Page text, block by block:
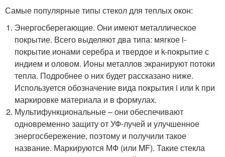
Самые популярные типы стекол для теплых окон:
Энергосберегающие. Они имеют металлическое
покрытие. Всего выделяют два типа: мягкое i-
покрытие ионами серебра и твердое и k-покрытие с
индием и оловом. Ионы металлов экранируют потоки
тепла. Подробнее о них будет рассказано ниже.
Используется обозначение вида покрытия i или k при
маркировке материала и в формулах.
Мультифункциональные – они обеспечивают
одновременно защиту от УФ-лучей и улучшенное
энергосбережение, поэтому и получили такое
название. Маркируются МФ (или MF). Такие стекла